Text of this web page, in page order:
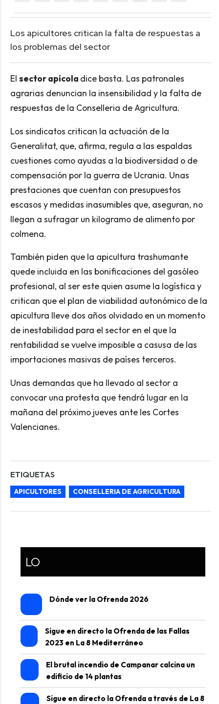
Los apicultores critican la falta de respuestas a
los problemas del sector
El sector apícola dice basta. Las patronales
agrarias denuncian la insensibilidad y la falta de
respuestas de la Conselleria de Agricultura.
Los sindicatos critican la actuación de la
Generalitat, que, afirma, regula a las espaldas
cuestiones como ayudas a la biodiversidad o de
compensación por la guerra de Ucrania. Unas
prestaciones que cuentan con presupuestos
escasos y medidas inasumibles que, aseguran, no
llegan a sufragar un kilogramo de alimento por
colmena.
También piden que la apicultura trashumante
quede incluida en las bonificaciones del gasóleo
profesional, al ser este quien asume la logística y
critican que el plan de viabilidad autonómico de la
apicultura lleve dos años olvidado en un momento
de inestabilidad para el sector en el que la
rentabilidad se vuelve imposible a casusa de las
importaciones masivas de países terceros.
Unas demandas que ha llevado al sector a
convocar una protesta que tendrá lugar en la
mañana del próximo jueves ante les Cortes
Valencianes.
ETIQUETAS
APICULTORES CONSELLERIA DE AGRICULTURA
LO
Dónde ver la Ofrenda 2026
Sigue en directo la Ofrenda de las Fallas
2023 en La 8 Mediterráneo
El brutal incendio de Campanar calcina un
edificio de 14 plantas
Sigue en directo la Ofrenda a través de La 8